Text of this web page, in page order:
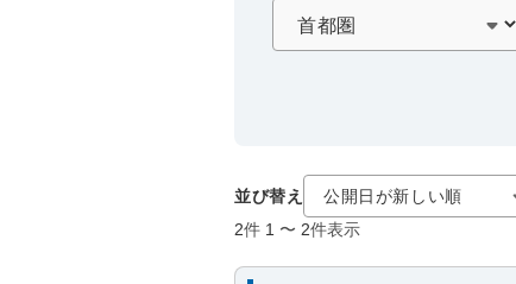
並び替え
2件 1 〜 2件表示